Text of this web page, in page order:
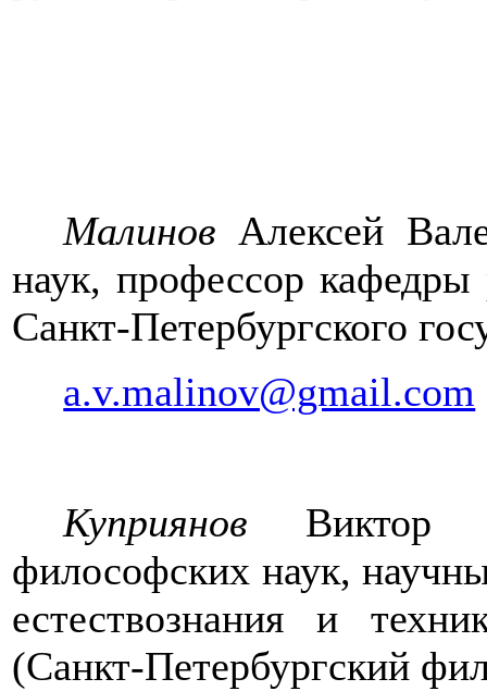
Малинов Алексей
наук, профессор
Санкт-Петербургского
a.v.malinov@gmail.com
Куприянов Виктор
философских наук,
естествознания и
(Санкт-Петербургский